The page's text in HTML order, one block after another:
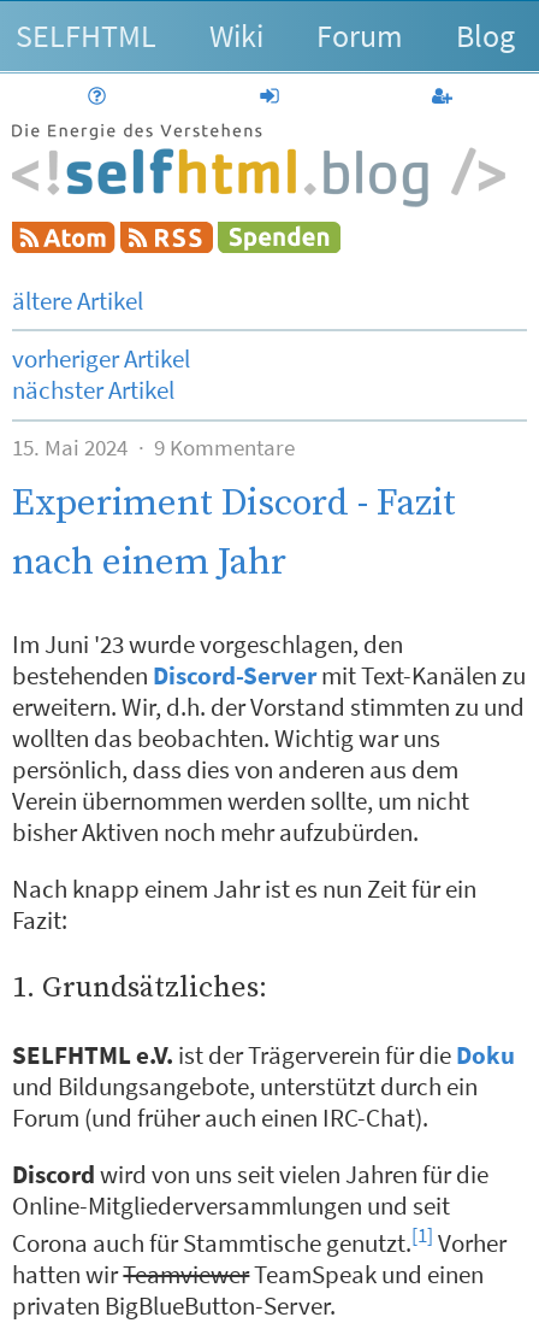
SELFHTML Wiki Forum Blog
anmelden
ältere Artikel
vorheriger Artikel
nächster Artikel
15. Mai 2024 9 Kommentare
Experiment Discord - Fazit
nach einem Jahr
Im Juni '23 wurde vorgeschlagen, den
bestehenden Discord-Servermit Text-Kanälen zu
erweitern. Wir, d.h. der Vorstand stimmten zu und
wollten das beobachten. Wichtig war uns
persönlich, dass dies von anderen aus dem
Verein übernommen werden sollte, um nicht
bisher Aktiven noch mehr aufzubürden.
Nach knapp einem Jahr ist es nun Zeit für ein
Fazit:
1. Grundsätzliches:
SELFHTML e.V. ist der Trägerverein für dieDoku
und Bildungsangebote, unterstützt durch ein
Forum (und früher auch einen IRC-Chat).
Discordwird von uns seit vielen Jahren für die
Online-Mitgliederversammlungen und seit
Corona auch für Stammtische genutzt.[1] Vorher
hatten wirTeamviewerTeamSpeak und einen
privaten BigBlueButton-Server.